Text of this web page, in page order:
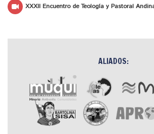
XXXII Encuentro de Teología y Pastoral
ALIADOS: